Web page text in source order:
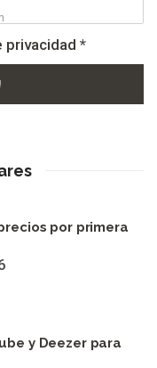
privacidad *
por primera
y Deezer para